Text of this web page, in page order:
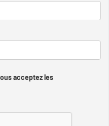
acceptez les